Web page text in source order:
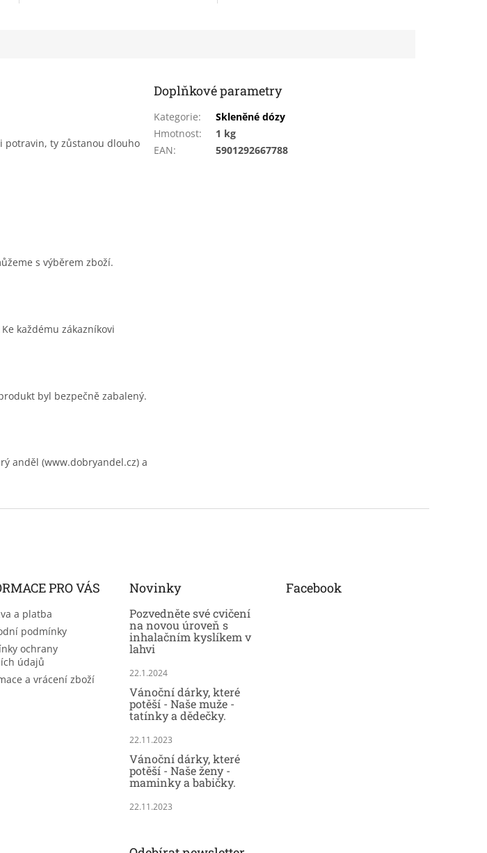
potravin, ty zůstanou dlouho
s výběrem zboží.
každému zákazníkovi
byl bezpečně zabalený.
anděl (www.dobryandel.cz) a
Doplňkové parametry
Kategorie:
Skleněné dózy
Hmotnost:
1 kg
EAN: 5901292667788
PRO VÁS
a platba
podmínky
ochrany
údajů
a vrácení zboží
Novinky
Pozvedněte své cvičení
na novou úroveň s
inhalačním kyslíkem v
lahvi
22.1.2024
Vánoční dárky, které
potěší - Naše muže -
tatínky a dědečky.
22.11.2023
Vánoční dárky, které
potěší - Naše ženy -
maminky a babičky.
22.11.2023
Facebook